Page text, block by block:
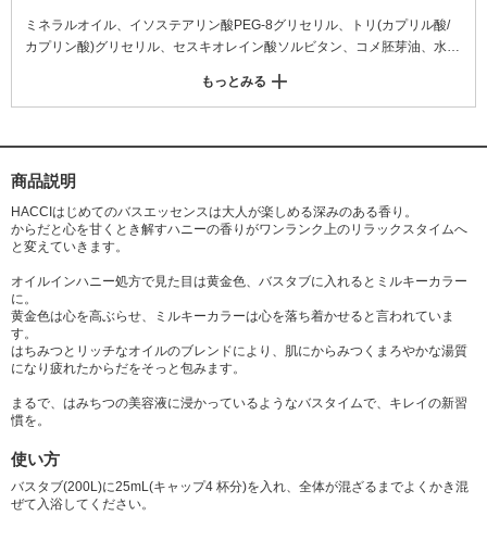
ミネラルオイル、イソステアリン酸PEG-8グリセリル、トリ(カプリル酸/
カプリン酸)グリセリル、セスキオレイン酸ソルビタン、コメ胚芽油、水、
ーヤルゼリーエキス、水溶性プロテオグリカン、乳酸桿菌/豆乳発酵液、グ
リセリン、グリチルレチン酸ステアリル、セイヨウアブラナ種子油、オリ
タノール、パプリカ色素、香料
もっとみる
商品説明
HACCIはじめてのバスエッセンスは大人が楽しめる深みのある香り。
からだと心を甘くとき解すハニーの香りがワンランク上のリラックスタイムへ
と変えていきます。
オイルインハニー処方で見た目は黄金色、バスタブに入れるとミルキーカラー
に。
黄金色は心を高ぶらせ、ミルキーカラーは心を落ち着かせると言われていま
す。
はちみつとリッチなオイルのブレンドにより、肌にからみつくまろやかな湯質
になり疲れたからだをそっと包みます。
まるで、はみちつの美容液に浸かっているようなバスタイムで、キレイの新習
慣を。
使い方
バスタブ(200L)に25mL(キャップ4 杯分)を入れ、全体が混ざるまでよくかき混
ぜて入浴してください。